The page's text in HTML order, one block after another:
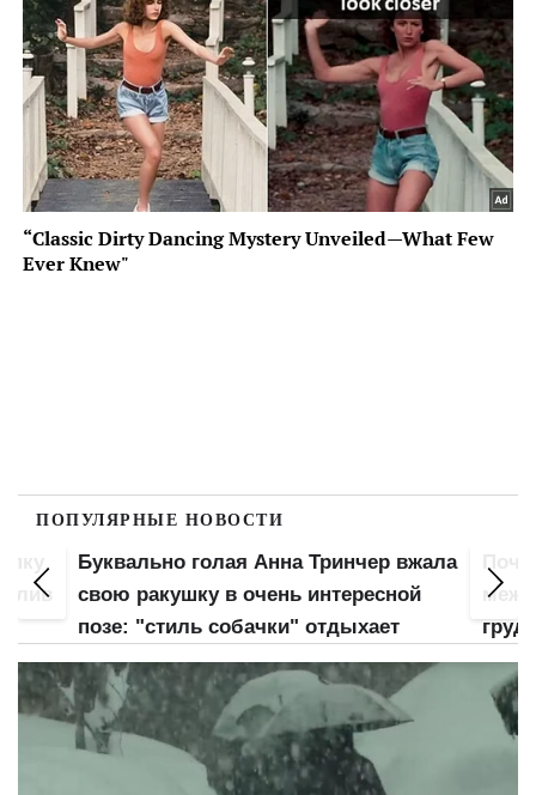
ПОПУЛЯРНЫЕ НОВОСТИ
Буквально голая Анна Тринчер вжала
свою ракушку в очень интересной
позе: "стиль собачки" отдыхает